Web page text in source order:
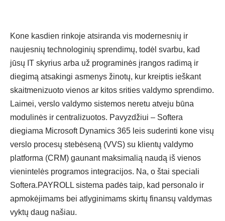
Kone kasdien rinkoje atsiranda vis modernesnių ir
naujesnių technologinių sprendimų, todėl svarbu, kad
jūsų IT skyrius arba už programinės įrangos radimą ir
diegimą atsakingi asmenys žinotų, kur kreiptis ieškant
skaitmenizuoto vienos ar kitos srities valdymo sprendimo.
Laimei, verslo valdymo sistemos neretu atveju būna
modulinės ir centralizuotos. Pavyzdžiui – Softera
diegiama Microsoft Dynamics 365 leis suderinti kone visų
verslo procesų stebėseną (VVS) su klientų valdymo
platforma (CRM) gaunant maksimalią naudą iš vienos
vienintelės programos integracijos. Na, o štai speciali
Softera.PAYROLL sistema padės taip, kad personalo ir
apmokėjimams bei atlyginimams skirtų finansų valdymas
vyktų daug našiau.